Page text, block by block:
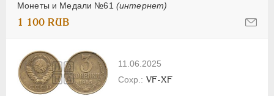
Монеты и Медали №61 (интернет)
1 100 RUB
11.06.2025
VF-XF